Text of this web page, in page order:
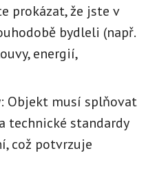
prokázat, že jste v
bydleli (např.
energií,
Objekt musí splňovat
technické standardy
což potvrzuje